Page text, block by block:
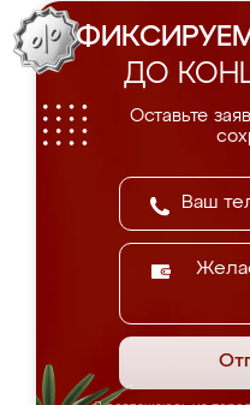
ДО
Оставьте